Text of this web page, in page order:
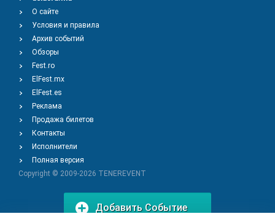
О сайте
Условия и правила
Архив событий
Обзоры
Fest.ro
ElFest.mx
ElFest.es
Реклама
Продажа билетов
Контакты
Исполнители
Полная версия
Copyright © 2009-2026 TENEREVENT
Добавить Событие